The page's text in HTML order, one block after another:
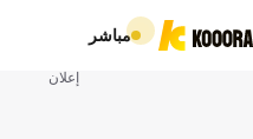
مباشر
إعلان